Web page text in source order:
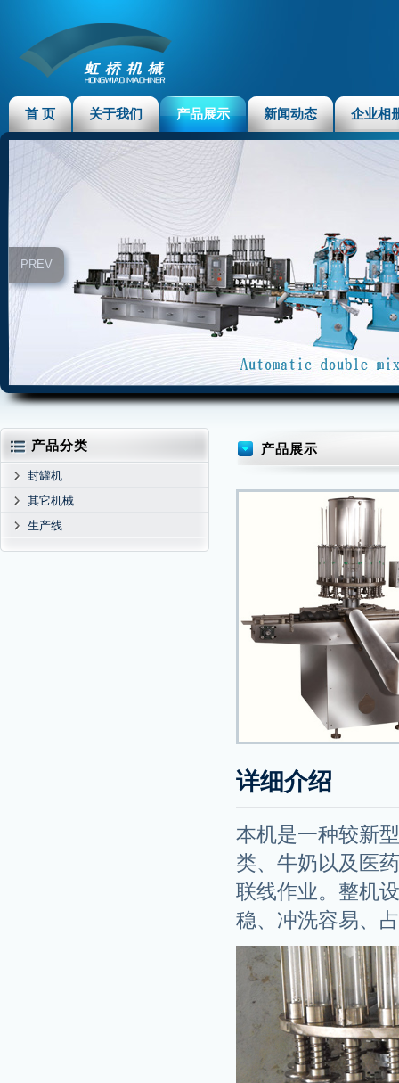
首 页 关于我们 产品展示 新闻动态 企业相
PREV
产品分类
封罐机
其它机械
生产线
产品展示
详细介绍
本机是一种较新
类、牛奶以及医
联线作业。整机
稳、冲洗容易、